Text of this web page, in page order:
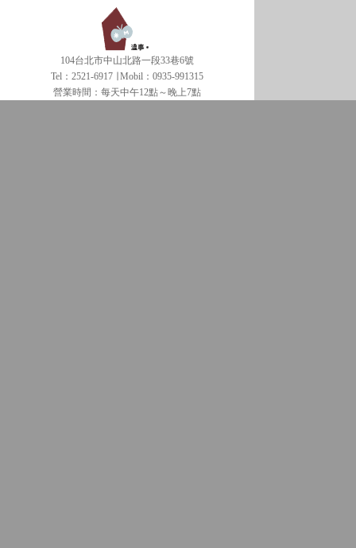
104台北市中山北路一段33巷6號
Tel：2521-6917 ∣ Mobil：0935-991315
營業時間：每天中午12點～晚上7點